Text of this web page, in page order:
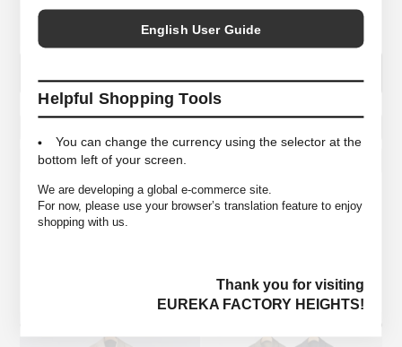
English User Guide
Helpful Shopping Tools
You can change the currency using the selector at the
bottom left of your screen.
We are developing a global e-commerce site.
For now, please use your browser’s translation feature to enjoy
shopping with us.
Thank you for visiting
EUREKA FACTORY HEIGHTS!
ウィッシュリストに入れる
YOU MAY ALSO LIKE